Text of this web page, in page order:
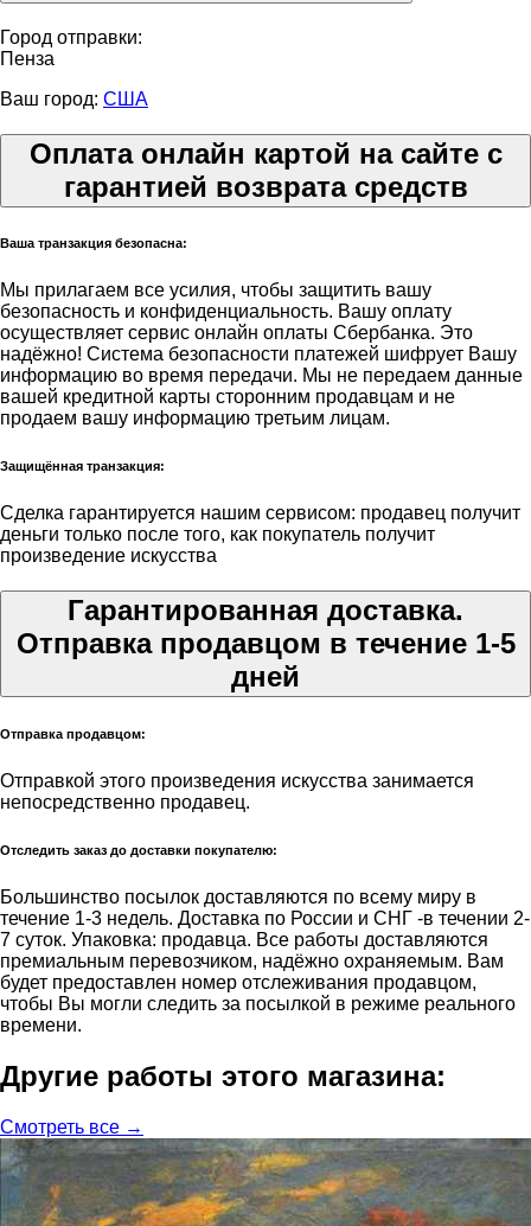
Город отправки:
Пенза
Ваш город: США
Оплата онлайн картой на сайте с
гарантией возврата средств
Ваша транзакция безопасна:
Мы прилагаем все усилия, чтобы защитить вашу
безопасность и конфиденциальность. Вашу оплату
осуществляет сервис онлайн оплаты Сбербанка. Это
надёжно! Система безопасности платежей шифрует Вашу
информацию во время передачи. Мы не передаем данные
вашей кредитной карты сторонним продавцам и не
продаем вашу информацию третьим лицам.
Защищённая транзакция:
Сделка гарантируется нашим сервисом: продавец получит
деньги только после того, как покупатель получит
произведение искусства
Гарантированная доставка.
Отправка продавцом в течение 1-5
дней
Отправка продавцом:
Отправкой этого произведения искусства занимается
непосредственно продавец.
Отследить заказ до доставки покупателю:
Большинство посылок доставляются по всему миру в
течение 1-3 недель. Доставка по России и СНГ -в течении 2-
7 суток. Упаковка: продавца. Все работы доставляются
премиальным перевозчиком, надёжно охраняемым. Вам
будет предоставлен номер отслеживания продавцом,
чтобы Вы могли следить за посылкой в режиме реального
времени.
Другие работы этого магазина:
Смотреть все →